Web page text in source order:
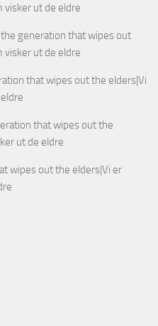
visker ut de eldre
generation that wipes out
visker ut de eldre
that wipes out the elders|Vi
that wipes out the
ut de eldre
wipes out the elders|Vi er